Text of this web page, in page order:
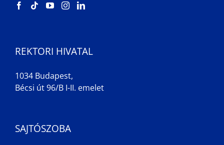
REKTORI HIVATAL
1034 Budapest,
Bécsi út 96/B I-II. emelet
SAJTÓSZOBA